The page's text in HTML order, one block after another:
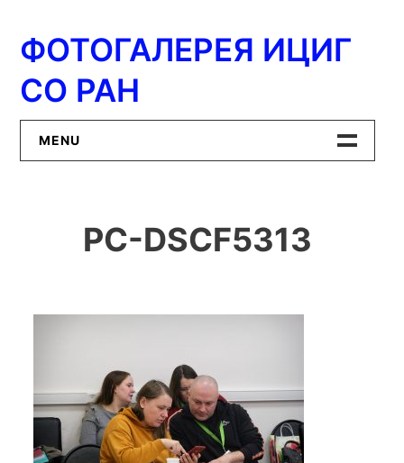
содержимому
ФОТОГАЛЕРЕЯ ИЦИГ
СО РАН
MENU
ИЦиГ СО РАН
PC-DSCF5313